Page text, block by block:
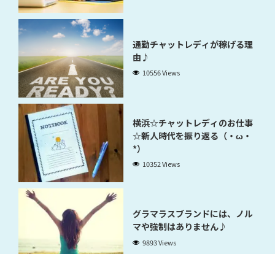
通勤チャットレディが稼げる理
由♪
10556 Views
横浜☆チャットレディのお仕事
☆新人時代を振り返る（・ω・
*）
10352 Views
グラマラスブランドには、ノル
マや強制はありません♪
9893 Views